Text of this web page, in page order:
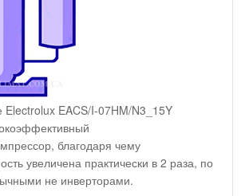
Electrolux EACS/I-07HM/N3_15Y
благодаря чему
увеличена практически в 2 раза, по
не инверторами.